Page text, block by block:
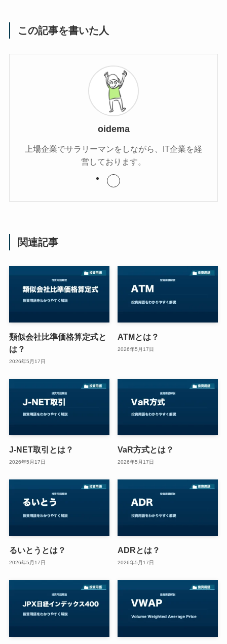
この記事を書いた人
oidema
上場企業でサラリーマンをしながら、IT企業を経
営しております。
関連記事
類似会社比準価格算定式と
は？
2026年5月17日
ATMとは？
2026年5月17日
J-NET取引とは？
2026年5月17日
VaR方式とは？
2026年5月17日
るいとうとは？
2026年5月17日
ADRとは？
2026年5月17日